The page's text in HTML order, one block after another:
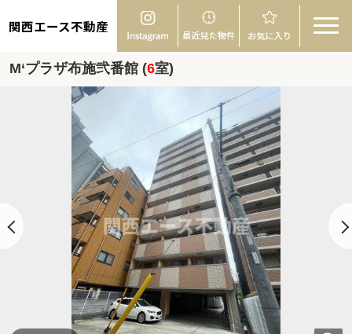
関西エース不動産
M‘プラザ布施弐番館 (6室)